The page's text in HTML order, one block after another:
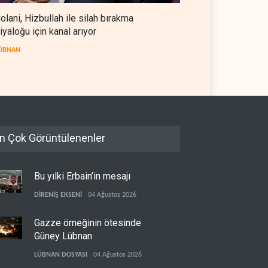
Hizbullah ile silah bırakma
için kanal arıyor
Çok Görüntülenenler
Bu yılki Erbain’in mesajı
DİRENİŞ EKSENİ 04 Ağustos 2026
Gazze örneğinin ötesinde
Güney Lübnan
LÜBNAN DOSYASI 04 Ağustos 2026